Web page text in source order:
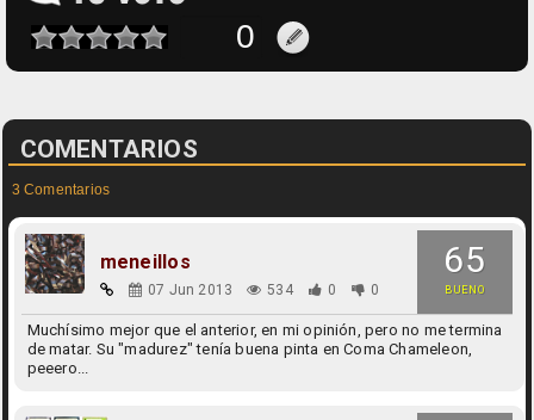
COMENTARIOS
3 Comentarios
65
BUENO
meneillos
07 Jun 2013 534 0 0
Muchísimo mejor que el anterior, en mi opinión, pero no me termina
de matar. Su "madurez" tenía buena pinta en Coma Chameleon,
peeero...